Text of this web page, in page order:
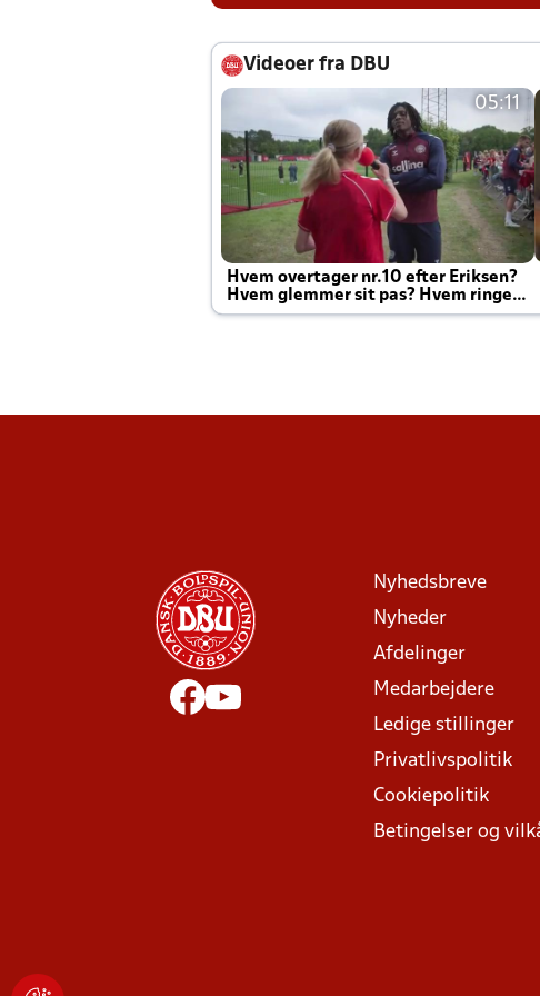
Videoer fra DBU
05:11
Hvem overtager nr.10 efter Eriksen?
Hvem glemmer sit pas? Hvem ringer
Joachim altid til efter kampe?
Nyhedsbreve
Nyheder
Afdelinger
Medarbejdere
Ledige stillinger
Privatlivspolitik
Cookiepolitik
Betingelser og